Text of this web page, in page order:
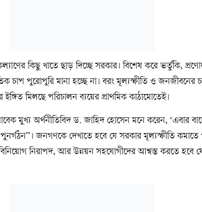
কিছু খাতে ছাড় দিচ্ছে সরকার। বিশেষ করে ভর্তুকি,
চাপ পুরোপুরি মানা হচ্ছে না। বরং মূল্যস্ফীতি ও জনজীবনের
মিলছে পরিচালন ব্যয়ের প্রাথমিক কাঠামোতেই।
সাবেক মুখ্য অর্থনীতিবিদ ড. জাহিদ হোসেন মনে করেন, ‘এবার
জনগণকে দেখাতে হবে যে সরকার মূল্যস্ফীতি কমাতে
নিরাপদ, আর উন্নয়ন সহযোগীদের আশ্বস্ত করতে হবে